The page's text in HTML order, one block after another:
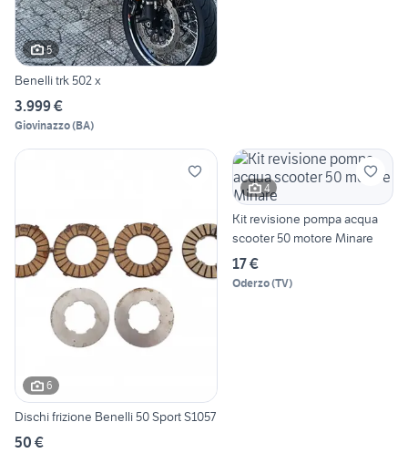
5
Benelli trk 502 x
3.999 €
Giovinazzo(BA)
6
Dischi frizione Benelli 50 Sport S1057
50 €
4
Kit revisione pompa acqua
scooter 50 motore Minare
17 €
Oderzo(TV)